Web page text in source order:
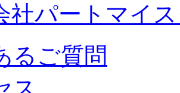
社パートマイ
るご質問
ス